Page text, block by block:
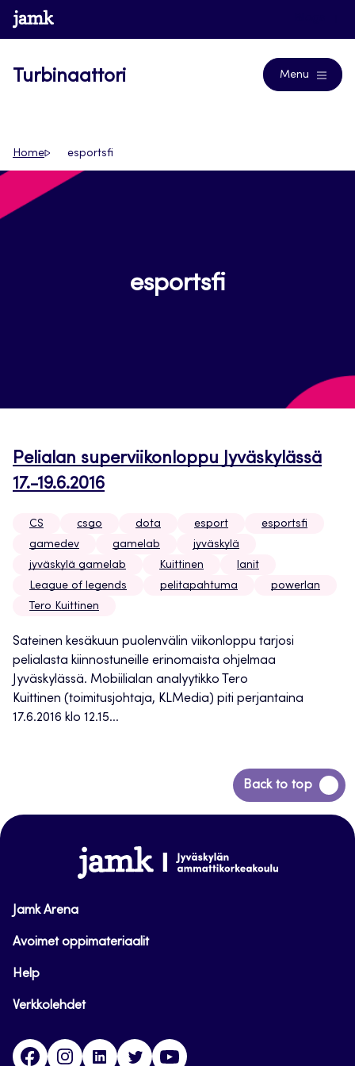
Siirry
suoraan
www.jamk.fi
Turbinaattori Menu
Home esportsfi
esportsfi
Pelialan superviikonloppu Jyväskylässä
17.-19.6.2016
CS csgo dota esport
esportsfi
gamedev
gamelab
jyväskylä
jyväskylä gamelab
Kuittinen
lanit
League of legends
pelitapahtuma
powerlan
Tero Kuittinen
Sateinen kesäkuun puolenvälin viikonloppu tarjosi
pelialasta kiinnostuneille erinomaista ohjelmaa
Jyväskylässä. Mobiilialan analyytikko Tero
Kuittinen (toimitusjohtaja, KLMedia) piti perjantaina
17.6.2016 klo 12.15...
Back to top
Siirry
takaisin
www.jamk.fi
Jamk Arena
Avoimet oppimateriaalit
Help
Verkkolehdet
FacebookInstagramLinkedinTwitter